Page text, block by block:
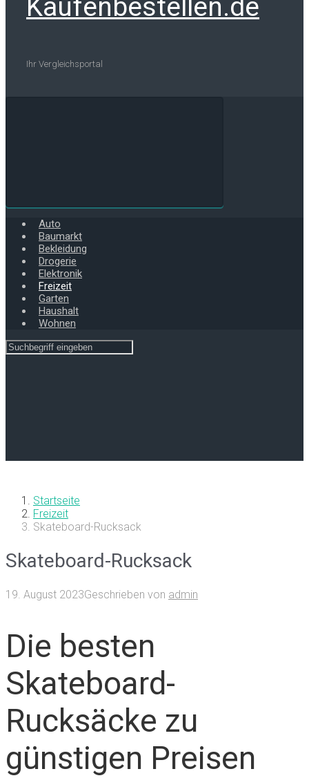
Kaufenbestellen.de
Ihr Vergleichsportal
Auto
Baumarkt
Bekleidung
Drogerie
Elektronik
Freizeit
Garten
Haushalt
Wohnen
Startseite
Freizeit
Skateboard-Rucksack
Skateboard-Rucksack
19. August 2023Geschrieben von admin
Die besten
Skateboard-
Rucksäcke zu
günstigen Preisen